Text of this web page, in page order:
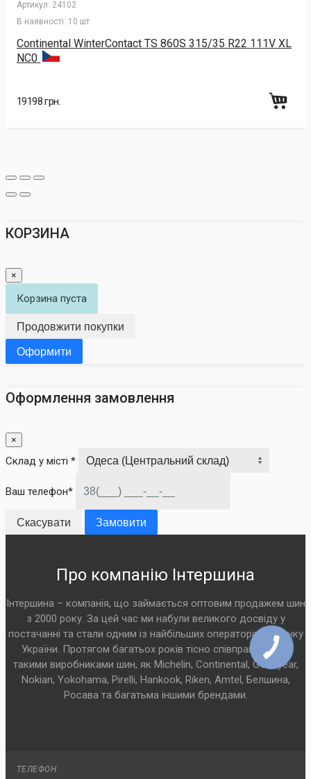
Артикул: 24102
В наявності: 10 шт
Continental WinterContact TS 860S 315/35 R22 111V XL
NC0
19198 грн.
КОРЗИНА
×
Корзина пуста
Продовжити покупки
Оформити
Оформлення замовлення
×
Склад у місті *
Ваш телефон*
Скасувати Замовити
Про компанію Інтершина
Інтершина – компанія, що займається оптовим продажем шин
з 2000 року. За цей час ми набули великого досвіду у
постачанні та стали одним із найбільших операторів на ринку
України. Протягом багатьох років тісно співпрацюємо з
такими виробниками шин, як Michelin, Continental, Goodyear,
Nokian, Yokohama, Pirelli, Hankook, Riken, Amtel, Белшина,
Росава та багатьма іншими брендами.
ТЕЛЕФОН